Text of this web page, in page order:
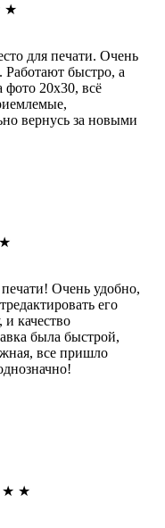
★
для печати. Очень
Работают быстро, а
фото 20х30, всё
вернусь за новыми
★
Очень удобно,
его
и качество
была быстрой,
все пришло
★ ★